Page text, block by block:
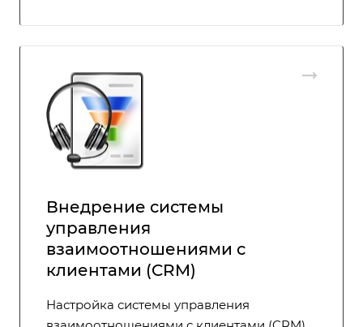
Внедрение системы
управления
взаимоотношениями с
клиентами (CRM)
Настройка системы управления